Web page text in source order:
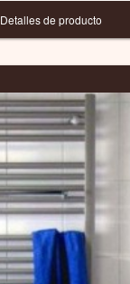
Detalles de producto